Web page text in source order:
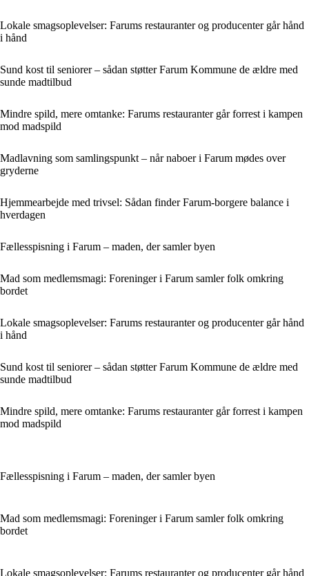
Lokale smagsoplevelser: Farums restauranter og producenter går hånd
i hånd
Sund kost til seniorer – sådan støtter Farum Kommune de ældre med
sunde madtilbud
Mindre spild, mere omtanke: Farums restauranter går forrest i kampen
mod madspild
Madlavning som samlingspunkt – når naboer i Farum mødes over
gryderne
Hjemmearbejde med trivsel: Sådan finder Farum-borgere balance i
hverdagen
Fællesspisning i Farum – maden, der samler byen
Mad som medlemsmagi: Foreninger i Farum samler folk omkring
bordet
Lokale smagsoplevelser: Farums restauranter og producenter går hånd
i hånd
Sund kost til seniorer – sådan støtter Farum Kommune de ældre med
sunde madtilbud
Mindre spild, mere omtanke: Farums restauranter går forrest i kampen
mod madspild
Fællesspisning i Farum – maden, der samler byen
Mad som medlemsmagi: Foreninger i Farum samler folk omkring
bordet
Lokale smagsoplevelser: Farums restauranter og producenter går hånd